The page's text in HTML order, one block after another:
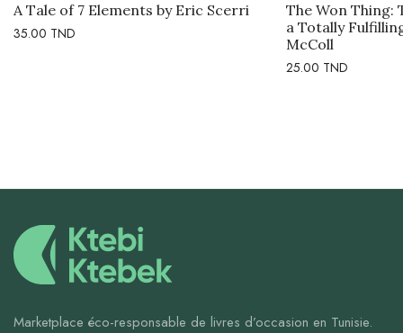
A Tale of 7 Elements by Eric Scerri
35.00 TND
The Won Thing:
a Totally
McColl
25.00 TND
Marketplace éco-responsable de livres d’occasion en Tunisie.